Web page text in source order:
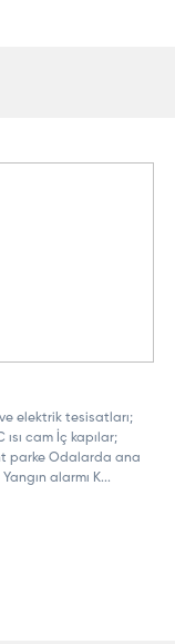
ve elektrik tesisatları;
ısı cam İç kapılar;
parke Odalarda ana
alarmı K...